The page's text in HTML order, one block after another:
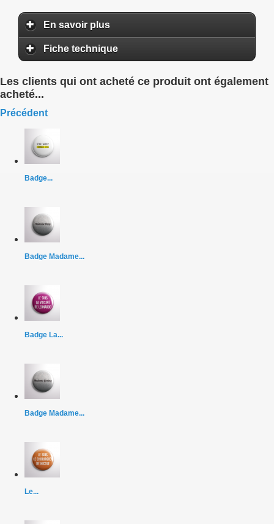
En savoir plus
Fiche technique
Les clients qui ont acheté ce produit ont également
acheté...
Précédent
Badge...
Badge Madame...
Badge La...
Badge Madame...
Le...